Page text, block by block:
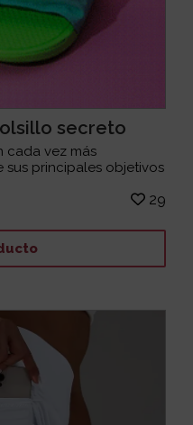
secreto
cada vez más
sus principales objetivos
29